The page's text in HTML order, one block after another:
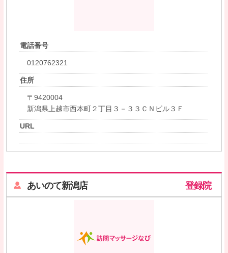
電話番号
0120762321
住所
〒9420004
新潟県上越市西本町２丁目３－３３ＣＮビル３Ｆ
URL
あいのて新潟店 登録院